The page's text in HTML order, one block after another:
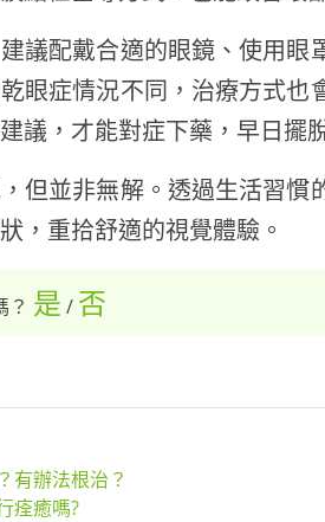
議配戴合適的眼鏡、使用
眼症情況不同，治療方式
議，才能對症下藥，早日擺
但並非無解。透過生活習
，重拾舒適的視覺體驗。
？ 是 / 否
有辦法根治？
痊癒嗎?